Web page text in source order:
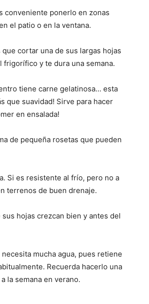
conveniente ponerlo en zonas
el patio o en la ventana.
cortar una de sus largas hojas
frigorífico y te dura una semana.
tiene carne gelatinosa… esta
que suavidad! Sirve para hacer
en ensalada!
de pequeña rosetas que pueden
Si es resistente al frío, pero no a
terrenos de buen drenaje.
hojas crezcan bien y antes del
mucha agua, pues retiene
Recuerda hacerlo una
la semana en verano.